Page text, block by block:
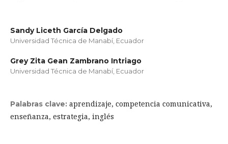
Sandy Liceth García Delgado
Universidad Técnica de Manabí, Ecuador
Grey Zita Gean Zambrano Intriago
Universidad Técnica de Manabí, Ecuador
Palabras clave: aprendizaje, competencia comunicativa,
enseñanza, estrategia, inglés